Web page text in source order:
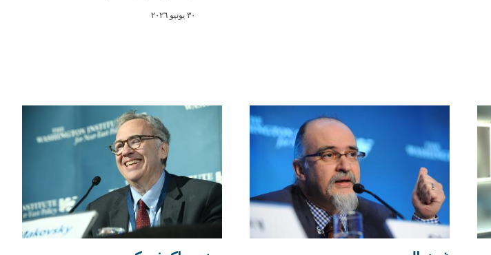
٣٠ يونيو ٢٠٢٦